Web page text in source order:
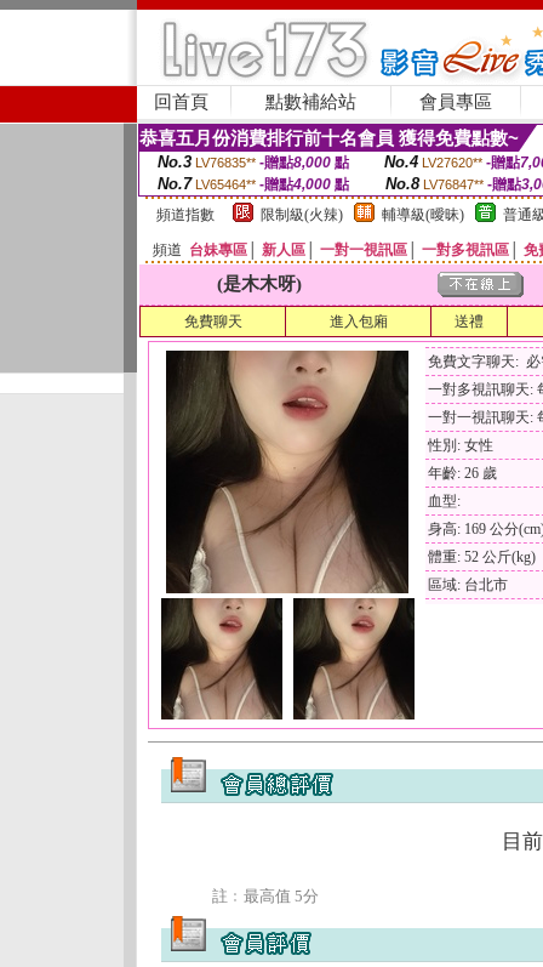
回首頁 點數補給站 會員專區
恭喜五月份消費排行前十名會員 獲得免費點數~
No.3 LV76835** -贈點8,000點 No.4 LV27620** -贈點
No.7 LV65464** -贈點4,000 點 No.8 LV76847** -贈點
頻道指數
限制級(火辣) 輔導級(曖昧) 普通
頻道 台妹專區 新人區 一對一視訊區 一對多視訊區 免
(是木木呀)
免費聊天 進入包廂 送禮
免費文字聊天:
一對多視訊聊天:
一對一視訊聊天:
性別: 女性
年齡: 26 歲
血型:
身高: 169 公分
體重: 52 公斤(kg)
區域: 台北市
目
註﹕最高值 5分